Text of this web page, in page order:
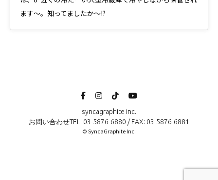
ます〜。知ってましたか〜!?
syncagraphite inc.
お問い合わせTEL: 03-5876-6880 / FAX: 03-5876-6881
© SyncaGraphite Inc.